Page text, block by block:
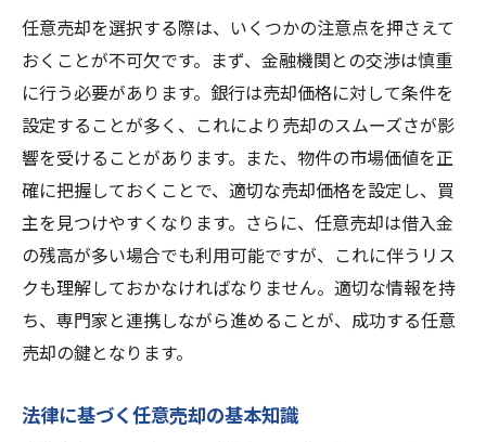
任意売却を選択する際は、いくつかの注意点を押さえて
おくことが不可欠です。まず、金融機関との交渉は慎重
に行う必要があります。銀行は売却価格に対して条件を
設定することが多く、これにより売却のスムーズさが影
響を受けることがあります。また、物件の市場価値を正
確に把握しておくことで、適切な売却価格を設定し、買
主を見つけやすくなります。さらに、任意売却は借入金
の残高が多い場合でも利用可能ですが、これに伴うリス
クも理解しておかなければなりません。適切な情報を持
ち、専門家と連携しながら進めることが、成功する任意
売却の鍵となります。
法律に基づく任意売却の基本知識